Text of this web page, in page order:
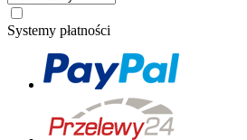
Systemy płatności